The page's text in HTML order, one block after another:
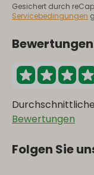
Gesichert durch
Servicebedingungen
Bewertungen
Bewertungen
Folgen Sie